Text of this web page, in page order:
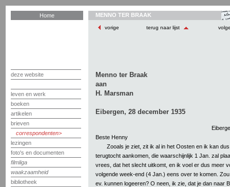
Home
deze website
leven en werk
boeken
artikelen
brieven
correspondenten
lezingen
foto's en documenten
filmliga
waakzaamheid
bibliotheek
MENNO TER BRAAK
vorige terug naar lijst
Menno ter Braak
aan
H. Marsman
Eibergen, 28 december 1935
Beste Henny
Zooals je ziet, zit ik al in het Oosten en ik kan
terugtocht aankomen, die waarschijnlijk 1 Jan. zal
vrees, dat het slecht uitkomt, en ik voel er dus meer
volgende week-end (4 Jan.) eens over te komen.
ev. kunnen logeeren? O neen, ik zie, dat je dan naar